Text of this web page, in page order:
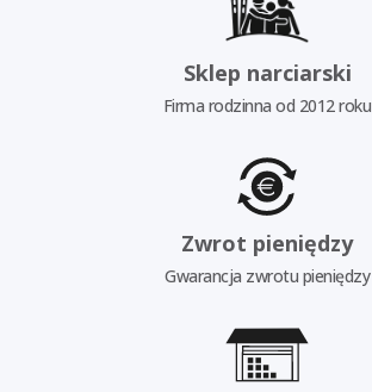
Sklep narciarski
Firma rodzinna od 2012 roku
Zwrot pieniędzy
Gwarancja zwrotu pieniędzy